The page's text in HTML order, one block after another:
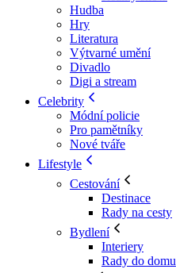
Hudba
Hry
Literatura
Výtvarné umění
Divadlo
Digi a stream
Celebrity
Módní policie
Pro pamětníky
Nové tváře
Lifestyle
Cestování
Destinace
Rady na cesty
Bydlení
Interiery
Rady do domu